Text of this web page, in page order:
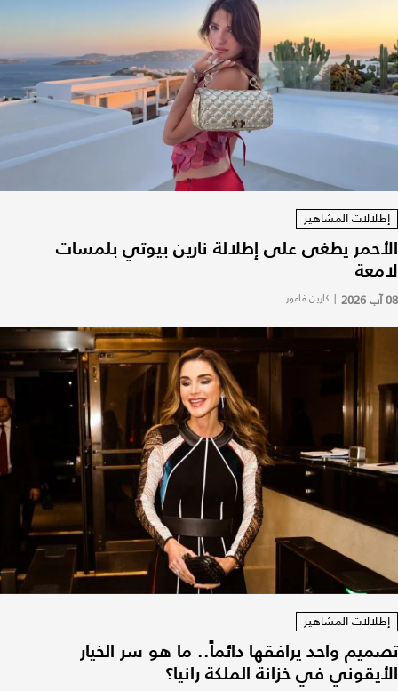
إطلالات المشاهير
الأحمر يطغى على إطلالة نارين بيوتي بلمسات
لامعة
08 آب 2026 | كارين فاعور
إطلالات المشاهير
تصميم واحد يرافقها دائماً.. ما هو سر الخيار
الأيقوني في خزانة الملكة رانيا؟